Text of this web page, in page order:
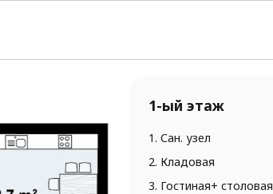
1-ый этаж
1. Сан. узел
2. Кладовая
3. Гостиная+ столовая